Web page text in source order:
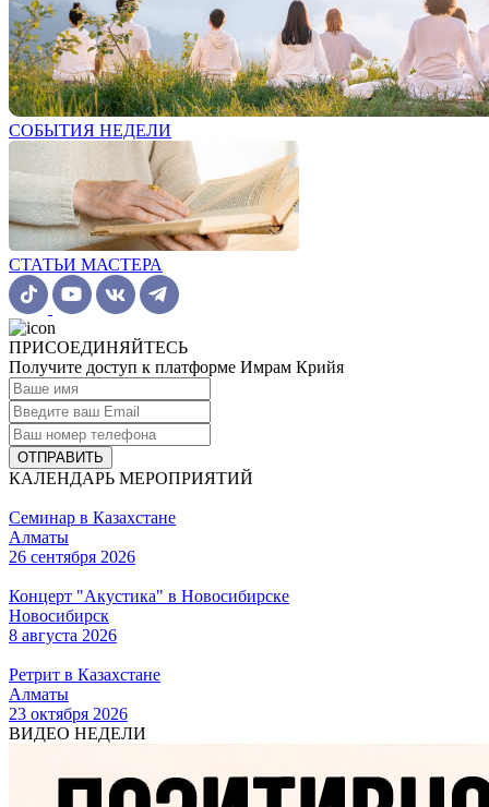
СОБЫТИЯ НЕДЕЛИ
СТАТЬИ МАСТЕРА
ПРИСОЕДИНЯЙТЕСЬ
Получите доступ к платформе Имрам Крийя
ОТПРАВИТЬ
КАЛЕНДАРЬ МЕРОПРИЯТИЙ
Семинар в Казахстане
Алматы
26 сентября 2026
Концерт "Акустика" в Новосибирске
Новосибирск
8 августа 2026
Ретрит в Казахстане
Алматы
23 октября 2026
ВИДЕО НЕДЕЛИ